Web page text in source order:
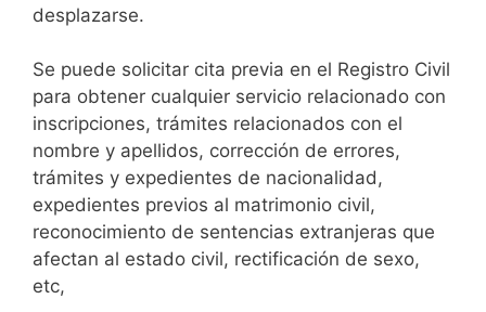
desplazarse.​
Se puede solicitar cita previa en el Registro Civil
para obtener cualquier servicio relacionado con
inscripciones, trámites relacionados con el
nombre y apellidos, corrección de errores,
trámites y expedientes de nacionalidad,
expedientes previos al matrimonio civil,
reconocimiento de sentencias extranjeras que
afectan al estado civil, rectificación de sexo,
etc,